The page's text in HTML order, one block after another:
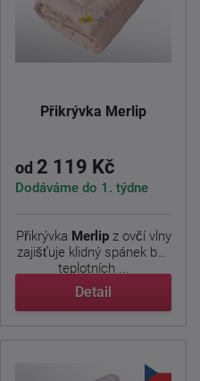
Přikrývka Merlip
od 2 119 Kč
Dodáváme do 1. týdne
Přikrývka Merlipz ovčí vlny
zajišťuje klidný spánek bez
teplotních ...
Detail